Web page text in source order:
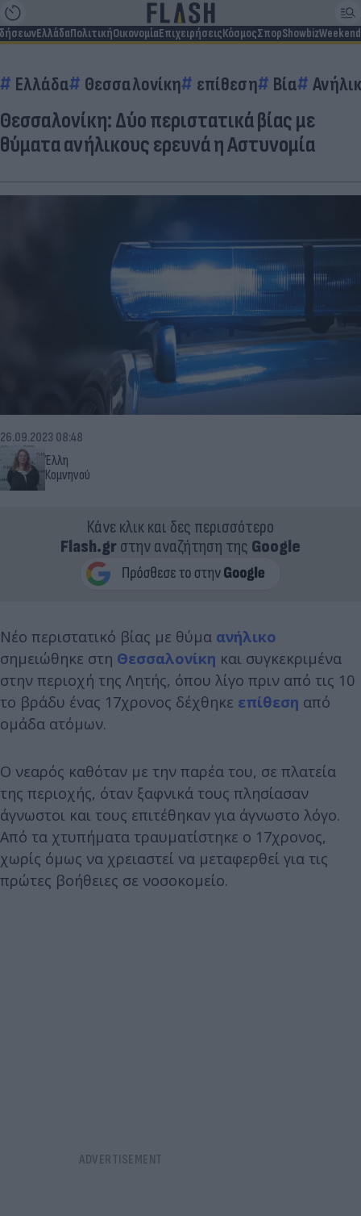
ΕλλάδαΠολιτικήΟικονομίαΕπιχειρήσειςΚόσμοςΣπορShowbizWeekend
Ελλάδα Θεσσαλονίκη επίθεση Βία
Θεσσαλονίκη: Δύο περιστατικά βίας με
θύματα ανήλικους ερευνά η Αστυνομία
Έλλη
Κομνηνού
26.09.2023 08:48
Κάνε κλικ και δες περισσότερο
Flash.grστην αναζήτηση της Google
Νέο περιστατικό βίας με θύμα ανήλικο
σημειώθηκε στη Θεσσαλονίκη και συγκεκριμένα
στην περιοχή της Λητής, όπου λίγο πριν από τις 10
το βράδυ ένας 17χρονος δέχθηκε επίθεση από
ομάδα ατόμων.
Ο νεαρός καθόταν με την παρέα του, σε πλατεία
της περιοχής, όταν ξαφνικά τους πλησίασαν
άγνωστοι και τους επιτέθηκαν για άγνωστο λόγο.
Από τα χτυπήματα τραυματίστηκε ο 17χρονος,
χωρίς όμως να χρειαστεί να μεταφερθεί για τις
πρώτες βοήθειες σε νοσοκομείο.